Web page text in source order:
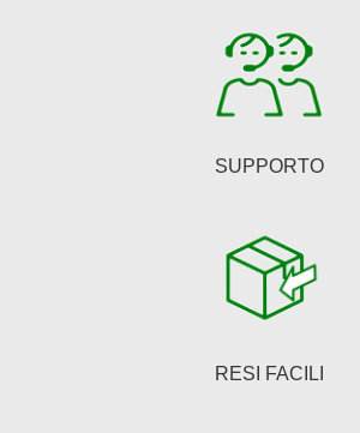
SUPPORTO
RESI FACILI